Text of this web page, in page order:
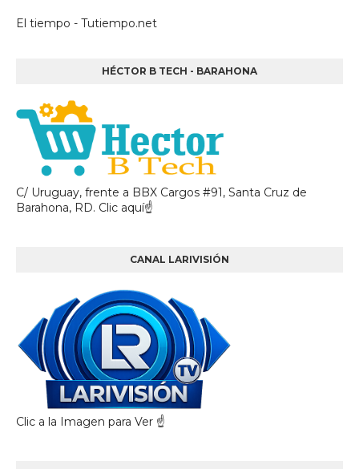
El tiempo - Tutiempo.net
HÉCTOR B TECH - BARAHONA
C/ Uruguay, frente a BBX Cargos #91, Santa Cruz de
Barahona, RD. Clic aquí☝
CANAL LARIVISIÓN
Clic a la Imagen para Ver ☝️